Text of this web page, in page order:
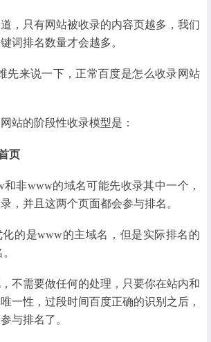
，只有网站被收录的内容页越多，我们
词排名数量才会越多。
先来说一下，正常百度是怎么收录网站
站的阶段性收录模型是：
页
非www的域名可能先收录其中一个，
，并且这两个页面都会参与排名。
的是www的主域名，但是实际排名的
不需要做任何的处理，只要你在站内和
一性，过段时间百度正确的识别之后，
与排名了。